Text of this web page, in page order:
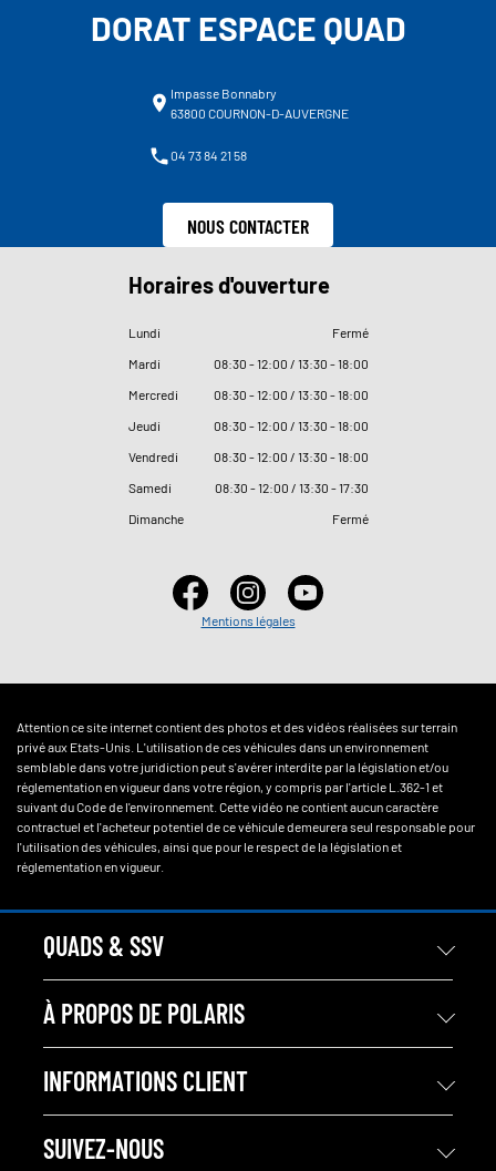
DORAT ESPACE QUAD
Impasse Bonnabry
63800 COURNON-D-AUVERGNE
04 73 84 21 58
NOUS CONTACTER
Horaires d'ouverture
Lundi
Fermé
Mardi
08:30 - 12:00 / 13:30 - 18:00
Mercredi
08:30 - 12:00 / 13:30 - 18:00
Jeudi
08:30 - 12:00 / 13:30 - 18:00
Vendredi
08:30 - 12:00 / 13:30 - 18:00
Samedi
08:30 - 12:00 / 13:30 - 17:30
Dimanche
Fermé
Mentions légales
Attention ce site internet contient des photos et des vidéos réalisées sur terrain
privé aux Etats-Unis. L'utilisation de ces véhicules dans un environnement
semblable dans votre juridiction peut s'avérer interdite par la législation et/ou
réglementation en vigueur dans votre région, y compris par l'article L.362-1 et
suivant du Code de l'environnement. Cette vidéo ne contient aucun caractère
contractuel et l'acheteur potentiel de ce véhicule demeurera seul responsable pour
l'utilisation des véhicules, ainsi que pour le respect de la législation et
réglementation en vigueur.
QUADS & SSV
À PROPOS DE POLARIS
INFORMATIONS CLIENT
SUIVEZ-NOUS